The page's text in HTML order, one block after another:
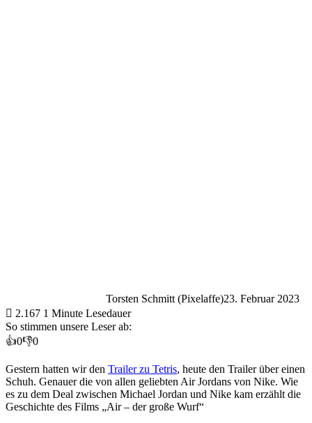
Torsten Schmitt (Pixelaffe)23. Februar 2023
2.167 1 Minute Lesedauer
So stimmen unsere Leser ab:
👍0👎0
Gestern hatten wir den Trailer zu Tetris, heute den Trailer über einen
Schuh. Genauer die von allen geliebten Air Jordans von Nike. Wie
es zu dem Deal zwischen Michael Jordan und Nike kam erzählt die
Geschichte des Films „Air – der große Wurf“